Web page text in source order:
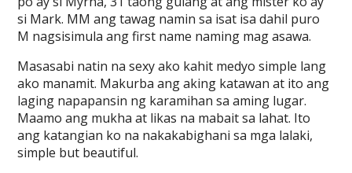
si Mark. MM ang tawag namin sa isat isa dahil puro
M nagsisimula ang first name naming mag asawa.
Masasabi natin na sexy ako kahit medyo simple lang
ako manamit. Makurba ang aking katawan at ito ang
laging napapansin ng karamihan sa aming lugar.
Maamo ang mukha at likas na mabait sa lahat. Ito
ang katangian ko na nakakabighani sa mga lalaki,
simple but beautiful.